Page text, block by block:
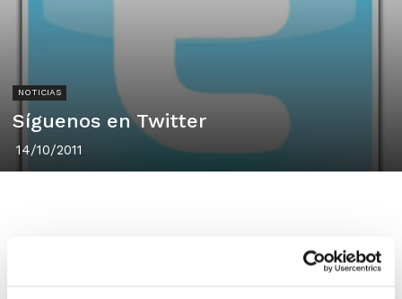
NOTICIAS
Síguenos en Twitter
14/10/2011
La continua apuesta de la FBCV por las nuevas